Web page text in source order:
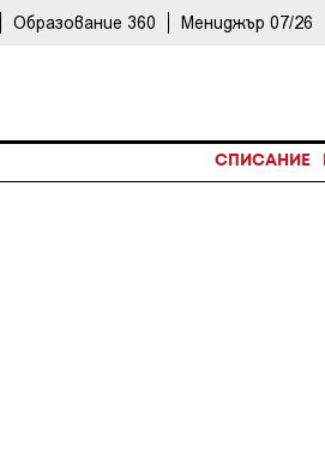
Образование 360 Мениджър 07/26
СПИСАНИЕ